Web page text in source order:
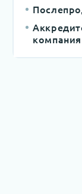
компания